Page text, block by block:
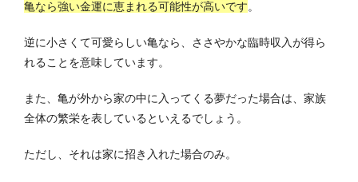
亀なら強い金運に恵まれる可能性が高いです。
逆に小さくて可愛らしい亀なら、ささやかな臨時収入が得ら
れることを意味しています。
また、亀が外から家の中に入ってくる夢だった場合は、家族
全体の繁栄を表しているといえるでしょう。
ただし、それは家に招き入れた場合のみ。